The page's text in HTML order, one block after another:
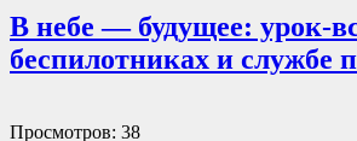
В небе — будущее: урок-
беспилотниках и службе
Просмотров: 38